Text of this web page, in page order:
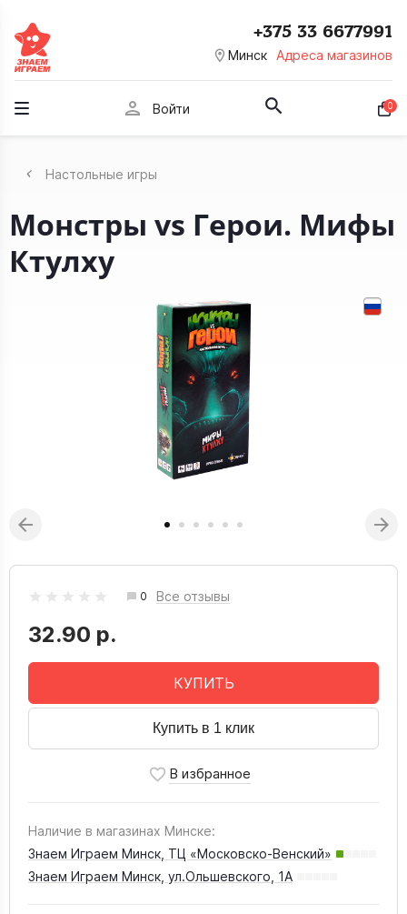
room Минск Адреса магазинов
+375 33 6677991
person Войти 0
Настольные игры
Монстры vs Герои. Мифы
Ктулху
0 Все отзывы
32.90 р.
КУПИТЬ
Купить в 1 клик
Наличие в магазинах Минске:
Знаем Играем Минск, ТЦ «Московско-Венский»
Знаем Играем Минск, ул.Ольшевского, 1А